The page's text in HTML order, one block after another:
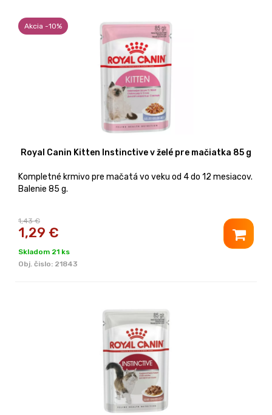
Akcia -10%
Royal Canin Kitten Instinctive v želé pre mačiatka 85 g
Kompletné krmivo pre mačatá vo veku od 4 do 12 mesiacov.
Balenie 85 g.
1,43 €
1,29 €
Skladom 21 ks
Obj. čislo: 21843